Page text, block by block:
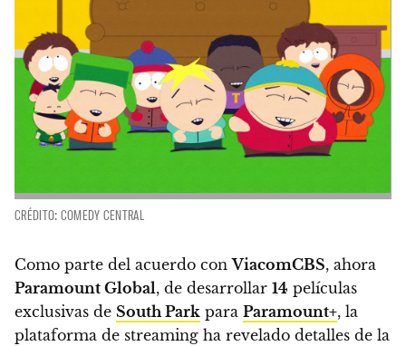
CRÉDITO: COMEDY CENTRAL
Como parte del acuerdo conViacomCBS, ahora
Paramount Global, de desarrollar 14 películas
exclusivas de South Park para Paramount+, la
plataforma de streaming ha revelado detalles de la